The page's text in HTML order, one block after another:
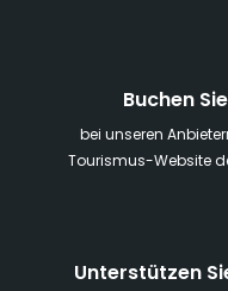
Buchen
bei unseren
Tourismus-Website
Unterstützen